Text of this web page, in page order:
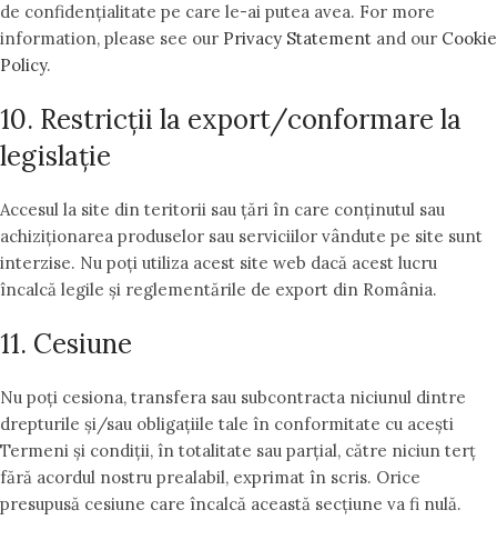
de confidențialitate pe care le-ai putea avea. For more
information, please see our Privacy Statement and our Cookie
Policy.
10. Restricții la export/conformare la
legislație
Accesul la site din teritorii sau țări în care conținutul sau
achiziționarea produselor sau serviciilor vândute pe site sunt
interzise. Nu poți utiliza acest site web dacă acest lucru
încalcă legile și reglementările de export din România.
11. Cesiune
Nu poți cesiona, transfera sau subcontracta niciunul dintre
drepturile și/sau obligațiile tale în conformitate cu acești
Termeni și condiții, în totalitate sau parțial, către niciun terț
fără acordul nostru prealabil, exprimat în scris. Orice
presupusă cesiune care încalcă această secțiune va fi nulă.